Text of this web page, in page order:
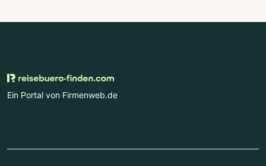
Ein Portal von Firmenweb.de